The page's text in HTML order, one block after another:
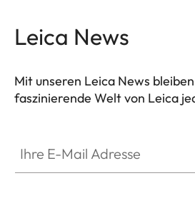
Leica News
Mit unseren Leica News
faszinierende Welt von Leica